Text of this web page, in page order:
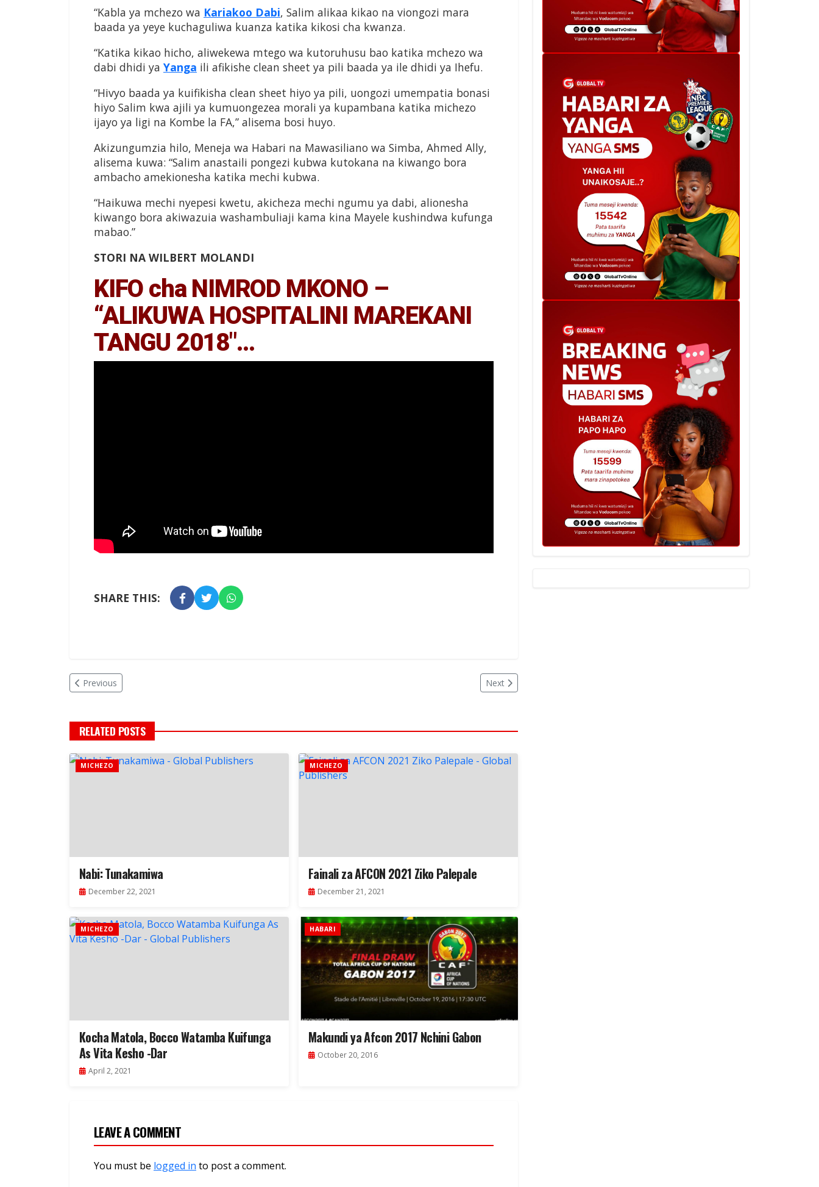
“Kabla ya mchezo wa Kariakoo Dabi, Salim alikaa kikao na viongozi mara
baada ya yeye kuchaguliwa kuanza katika kikosi cha kwanza.
“Katika kikao hicho, aliwekewa mtego wa kutoruhusu bao katika mchezo wa
dabi dhidi ya Yanga ili afikishe clean sheet ya pili baada ya ile dhidi ya Ihefu.
“Hivyo baada ya kuifikisha clean sheet hiyo ya pili, uongozi umempatia bonasi
hiyo Salim kwa ajili ya kumuongezea morali ya kupambana katika michezo
ijayo ya ligi na Kombe la FA,” alisema bosi huyo.
Akizungumzia hilo, Meneja wa Habari na Mawasiliano wa Simba, Ahmed Ally,
alisema kuwa: “Salim anastaili pongezi kubwa kutokana na kiwango bora
ambacho amekionesha katika mechi kubwa.
“Haikuwa mechi nyepesi kwetu, akicheza mechi ngumu ya dabi, alionesha
kiwango bora akiwazuia washambuliaji kama kina Mayele kushindwa kufunga
mabao.”
STORI NA WILBERT MOLANDI
KIFO cha NIMROD MKONO –
“ALIKUWA HOSPITALINI MAREKANI
TANGU 2018″…
SHARE THIS:
Previous Next
RELATED POSTS
MICHEZO
Nabi: Tunakamiwa
December 22, 2021
MICHEZO
Fainali za AFCON 2021 Ziko Palepale
December 21, 2021
MICHEZO
Kocha Matola, Bocco Watamba Kuifunga
As Vita Kesho -Dar
April 2, 2021
HABARI
Makundi ya Afcon 2017 Nchini Gabon
October 20, 2016
LEAVE A COMMENT
You must be logged in to post a comment.